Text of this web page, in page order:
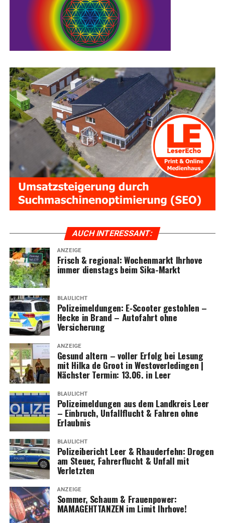
AUCH INTER­ES­SANT:
ANZEIGE
Frisch & regio­nal: Wochen­markt Ihr­ho­ve
immer diens­tags beim Sika-Markt
BLAULICHT
Poli­zei­mel­dun­gen: E‑Scooter gestoh­len –
Hecke in Brand – Auto­fahrt ohne
Versicherung
ANZEIGE
Gesund altern – vol­ler Erfolg bei Lesung
mit Hil­ka de Groot in Wes­t­ov­er­le­din­gen |
Nächs­ter Ter­min: 13.06. in Leer
BLAULICHT
Poli­zei­mel­dun­gen aus dem Land­kreis Leer
– Ein­bruch, Unfall­flucht & Fah­ren ohne
Erlaubnis
BLAULICHT
Poli­zei­be­richt Leer & Rhau­der­fehn: Dro­gen
am Steu­er, Fah­rer­flucht & Unfall mit
Verletzten
ANZEIGE
Som­mer, Schaum & Frau­en­power:
MAMAGEHTTANZEN im Limit Ihrhove!